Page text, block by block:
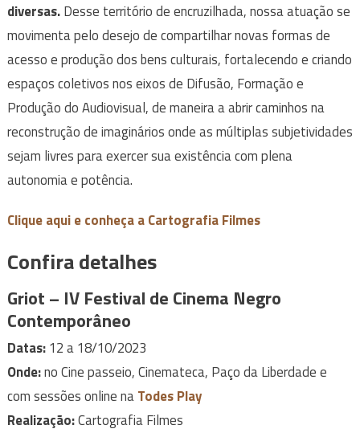
diversas.Desse território de encruzilhada, nossa atuação se
movimenta pelo desejo de compartilhar novas formas de
acesso e produção dos bens culturais, fortalecendo e criando
espaços coletivos nos eixos de Difusão, Formação e
Produção do Audiovisual, de maneira a abrir caminhos na
reconstrução de imaginários onde as múltiplas subjetividades
sejam livres para exercer sua existência com plena
autonomia e potência.
Clique aqui e conheça a Cartografia Filmes
Confira detalhes
Griot – IV Festival de Cinema Negro
Contemporâneo
Datas:12 a 18/10/2023
Onde:no Cine passeio, Cinemateca, Paço da Liberdade e
com sessões online naTodes Play
Realização:Cartografia Filmes